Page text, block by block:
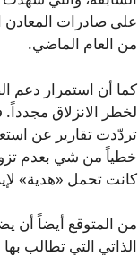
على صادرات المعادن
من العام الماضي.
كما أن استمرار دعم
تردّدت تقارير عن
خطياً من شي بعدم
كانت تحمل «هدية»
من المتوقع أيضاً أن
الذاتي التي تطالب بها